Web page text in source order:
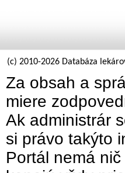
(c) 2010-2026 Databáza
Za obsah a
miere
Ak administrár
si právo takýto
Portál nemá